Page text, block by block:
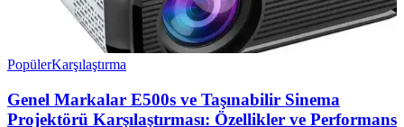
PopülerKarşılaştırma
Genel Markalar E500s ve Taşınabilir Sinema
Projektörü Karşılaştırması: Özellikler ve Performans